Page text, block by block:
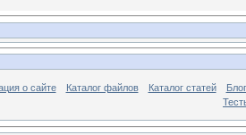
о сайте Каталог файлов Каталог статей
Блог